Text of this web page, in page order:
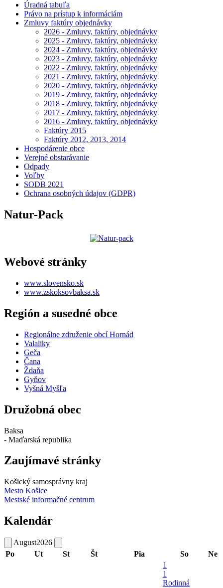
Úradná tabuľa
Právo na prístup k informáciám
Zmluvy faktúry objednávky
2026 - Zmluvy, faktúry, objednávky
2025 - Zmluvy, faktúry, objednávky
2024 - Zmluvy, faktúry, objednávky
2023 - Zmluvy, faktúry, objednávky
2022 - Zmluvy, faktúry, objednávky
2021 - Zmluvy, faktúry, objednávky
2020 - Zmluvy, faktúry, objednávky
2019 - Zmluvy, faktúry, objednávky
2018 - Zmluvy, faktúry, objednávky
2017 - Zmluvy, faktúry, objednávky
2016 - Zmluvy, faktúry, objednávky
Faktúry 2015
Faktúry 2012, 2013, 2014
Hospodárenie obce
Verejné obstarávanie
Odpady
Voľby
SODB 2021
Ochrana osobných údajov (GDPR)
Natur-Pack
Webové stránky
www.slovensko.sk
www.zskoksovbaksa.sk
Región a susedné obce
Regionálne združenie obcí Hornád
Valaliky
Geča
Čana
Ždaňa
Gyňov
Vyšná Myšľa
Družobná obec
Baksa
- Maďarská republika
Zaujímavé stránky
Košický samosprávny kraj
Mesto Košice
Mestské informačné centrum
Kalendár
August2026
Po
Ut St Št Pia So Ne
1
1
Rodinná